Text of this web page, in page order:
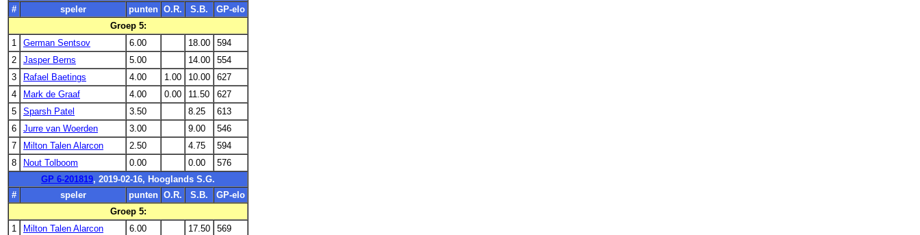
#
speler punten O.R. S.B.
GP-elo
Groep 5:
1
German Sentsov 6.00 18.00
594
2
Jasper Berns 5.00 14.00
554
3
Rafael Baetings 4.00 1.00 10.00
627
4
Mark de Graaf 4.00 0.00 11.50
627
5
Sparsh Patel 3.50 8.25
613
6
Jurre van Woerden 3.00 9.00
546
7
Milton Talen Alarcon 2.50 4.75
594
8
Nout Tolboom 0.00 0.00
576
GP 6-201819, 2019-02-16, Hooglands S.G.
#
speler punten O.R. S.B.
GP-elo
Groep 5:
1
Milton Talen Alarcon 6.00 17.50
569